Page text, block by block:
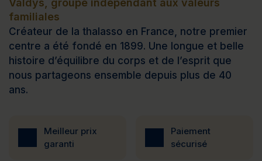
Valdys, groupe indépendant aux valeurs
familiales
Créateur de la thalasso en France, notre premier
centre a été fondé en 1899. Une longue et belle
histoire d’équilibre du corps et de l’esprit que
nous partageons ensemble depuis plus de 40
ans.
Meilleur prix
garanti
Paiement
sécurisé